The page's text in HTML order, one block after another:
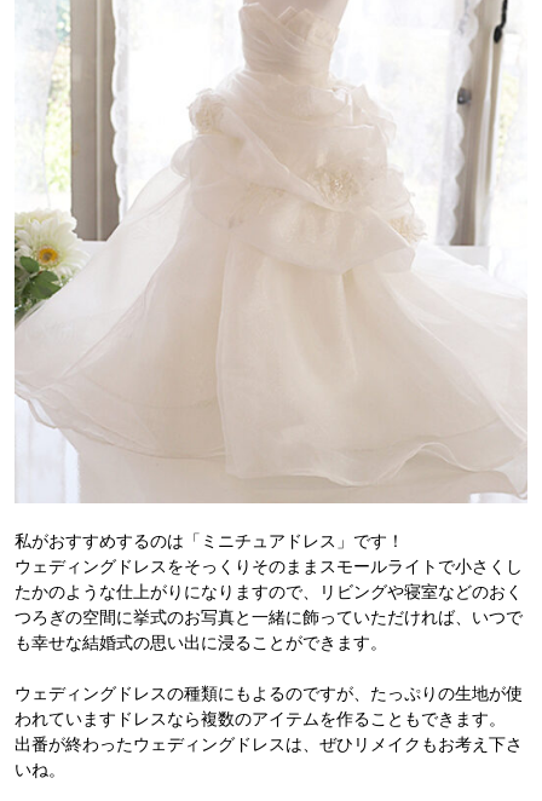
私がおすすめするのは「ミニチュアドレス」です！
ウェディングドレスをそっくりそのままスモールライトで小さくし
たかのような仕上がりになりますので、リビングや寝室などのおく
つろぎの空間に挙式のお写真と一緒に飾っていただければ、いつで
も幸せな結婚式の思い出に浸ることができます。
ウェディングドレスの種類にもよるのですが、たっぷりの生地が使
われていますドレスなら複数のアイテムを作ることもできます。
出番が終わったウェディングドレスは、ぜひリメイクもお考え下さ
いね。